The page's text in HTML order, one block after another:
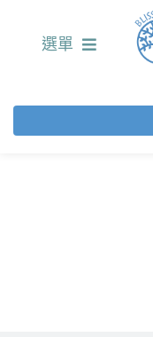
選單